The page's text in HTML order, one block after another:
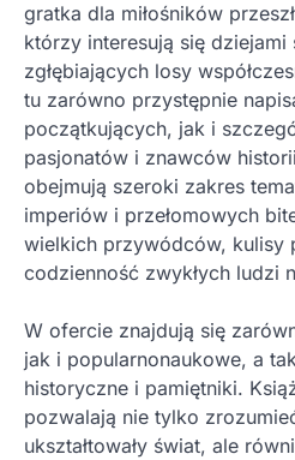
gratka dla miłośników
którzy interesują się
zgłębiających losy
tu zarówno przystępnie
początkujących, jak i
pasjonatów i znawców
obejmują szeroki zakres
imperiów i przełomowych
wielkich przywódców, kulisy
codzienność zwykłych ludzi
W ofercie znajdują się
jak i popularnonaukowe, a
historyczne i pamiętniki.
pozwalają nie tylko
ukształtowały świat, ale